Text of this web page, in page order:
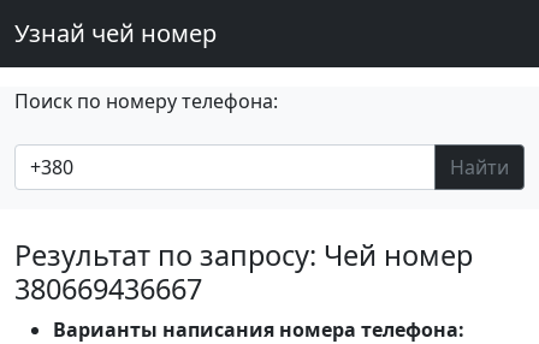
Узнай чей номер
Поиск по номеру телефона:
Найти
Результат по запросу: Чей номер
380669436667
Варианты написания номера телефона: